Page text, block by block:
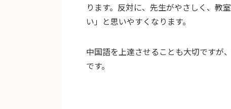
ります。反対に、先生がやさしく、教
い」と思いやすくなります。
中国語を上達させることも大切ですが
です。